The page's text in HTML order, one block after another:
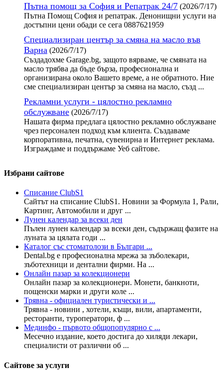
Пътна помощ за София и Репатрак 24/7 (2026/7/17)
Пътна Помощ София и репатрак. Денонищни услуги на
достъпни цени обади се сега 0887621959
Специализиран център за смяна на масло във
Варна (2026/7/17)
Създадохме Garage.bg, защото вярваме, че смяната на
масло трябва да бъде бърза, професионална и
организирана около Вашето време, а не обратното. Ние
сме специализиран център за смяна на масло, създ ...
Рекламни услуги - цялостно рекламно
обслужване (2026/7/17)
Нашата фирма предлага цялостно рекламно обслужване
чрез персонален подход към клиента. Създаваме
корпоративна, печатна, сувенирна и Интернет реклама.
Изграждаме и поддържаме Уеб сайтове.
Избрани сайтове
Списание ClubS1
Сайтът на списание ClubS1. Новини за Формула 1, Рали,
Картинг, Автомобили и друг ...
Лунен календар за всеки ден
Пълен лунен календар за всеки ден, съдържащ фазите на
луната за цялата годи ...
Каталог със стоматолози в Българи ...
Dental.bg е професионална мрежа за зъболекари,
зъботехници и дентални фирми. На ...
Онлайн пазар за колекционери
Онлайн пазар за колекционери. Монети, банкноти,
пощенски марки и други коле ...
Трявна - официален туристически и ...
Трявна - новини , хотели, къщи, вили, апартаменти,
ресторанти, туроператори, ф ...
Мединфо - първото общопопулярно с ...
Месечно издание, което достига до хиляди лекари,
специалисти от различни об ...
Сайтове за услуги